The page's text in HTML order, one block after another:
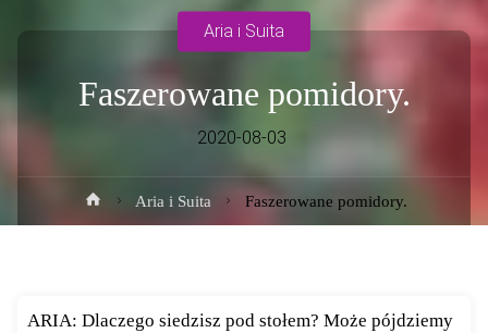
Faszerowane pomidory.
2020-08-03
Aria i Suita
Strona
główna
Aria i Suita Faszerowane pomidory.
ARIA: Dlaczego siedzisz pod stołem? Może pójdziemy